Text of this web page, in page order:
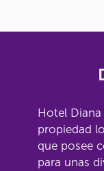
Hotel
propiedad
que posee
para unas